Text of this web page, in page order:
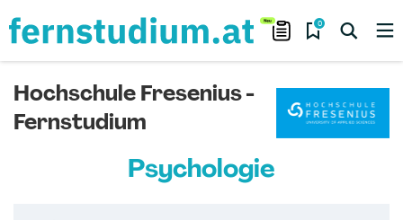
0
Hochschule Fresenius -
Fernstudium
Psychologie